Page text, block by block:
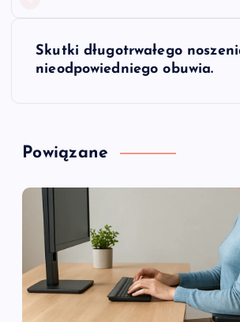
a
c
w
Skutki długotrwałego
nieodpowiedniego obuwia.
Powiązane